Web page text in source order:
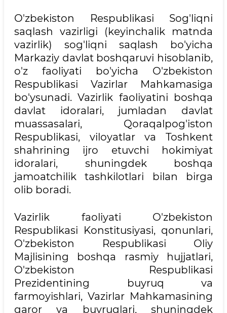
O'zbekiston Respublikasi Sog'liqni
saqlash vazirligi (keyinchalik matnda
vazirlik) sog'liqni saqlash bo'yicha
Markaziy davlat boshqaruvi hisoblanib,
o'z faoliyati bo'yicha O'zbekiston
Respublikasi Vazirlar Mahkamasiga
bo'ysunadi. Vazirlik faoliyatini boshqa
davlat idoralari, jumladan davlat
muassasalari, Qoraqalpog'iston
Respublikasi, viloyatlar va Toshkent
shahrining ijro etuvchi hokimiyat
idoralari, shuningdek boshqa
jamoatchilik tashkilotlari bilan birga
olib boradi.
Vazirlik faoliyati O'zbekiston
Respublikasi Konstitusiyasi, qonunlari,
O'zbekiston Respublikasi Oliy
Majlisining boshqa rasmiy hujjatlari,
O'zbekiston Respublikasi
Prezidentining buyruq va
farmoyishlari, Vazirlar Mahkamasining
qaror va buyruqlari, shuningdek